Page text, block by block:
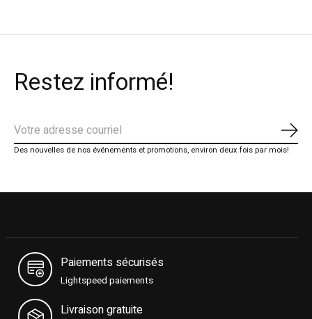
Restez informé!
Des nouvelles de nos événements et promotions, environ deux fois par mois!
Paiements sécurisés
Lightspeed paiements
Livraison gratuite